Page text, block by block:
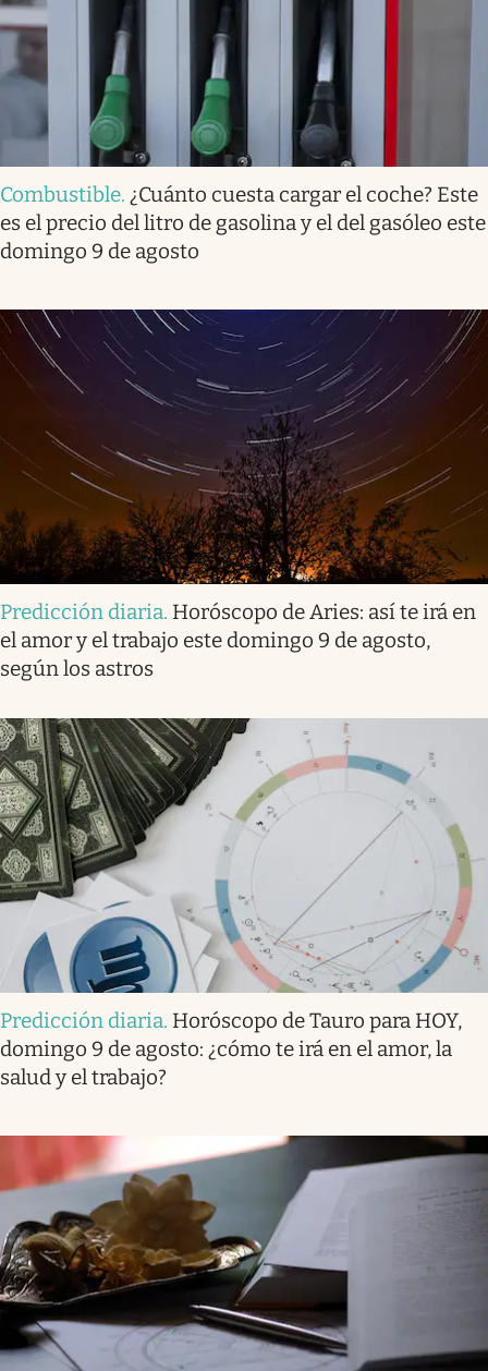
Combustible. ¿Cuánto cuesta cargar el coche? Este
es el precio del litro de gasolina y el del gasóleo este
domingo 9 de agosto
Predicción diaria. Horóscopo de Aries: así te irá en
el amor y el trabajo este domingo 9 de agosto,
según los astros
Predicción diaria. Horóscopo de Tauro para HOY,
domingo 9 de agosto: ¿cómo te irá en el amor, la
salud y el trabajo?